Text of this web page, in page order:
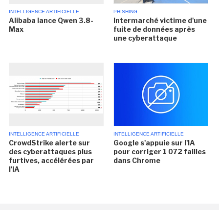
INTELLIGENCE ARTIFICIELLE
Alibaba lance Qwen 3.8-
Max
PHISHING
Intermarché victime d'une
fuite de données après
une cyberattaque
INTELLIGENCE ARTIFICIELLE
CrowdStrike alerte sur
des cyberattaques plus
furtives, accélérées par
l'IA
INTELLIGENCE ARTIFICIELLE
Google s'appuie sur l'IA
pour corriger 1 072 failles
dans Chrome